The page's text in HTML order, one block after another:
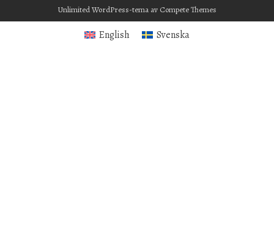
Unlimited WordPress-tema av Compete Themes
English Svenska